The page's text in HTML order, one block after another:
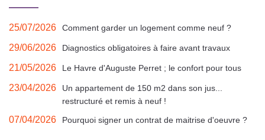
25/07/2026 Comment garder un logement comme neuf ?
29/06/2026 Diagnostics obligatoires à faire avant travaux
21/05/2026 Le Havre d'Auguste Perret ; le confort pour tous
23/04/2026
Un appartement de 150 m2 dans son jus...
restructuré et remis à neuf !
07/04/2026 Pourquoi signer un contrat de maitrise d'oeuvre ?